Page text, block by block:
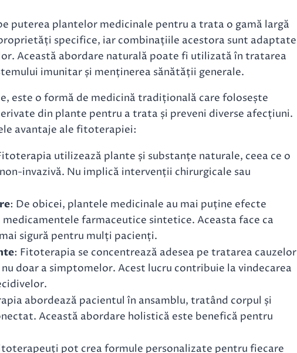
puterea plantelor medicinale pentru a trata o gamă largă
specifice, iar combinațiile acestora sunt adaptate
Această abordare naturală poate fi utilizată în tratarea
imunitar și menținerea sănătății generale.
este o formă de medicină tradițională care folosește
din plante pentru a trata și preveni diverse afecțiuni.
avantaje ale fitoterapiei:
utilizează plante și substanțe naturale, ceea ce o
invazivă. Nu implică intervenții chirurgicale sau
: De obicei, plantele medicinale au mai puține efecte
farmaceutice sintetice. Aceasta face ca
sigură pentru mulți pacienți.
: Fitoterapia se concentrează adesea pe tratarea cauzelor
doar a simptomelor. Acest lucru contribuie la vindecarea
abordează pacientul în ansamblu, tratând corpul și
Această abordare holistică este benefică pentru
pot crea formule personalizate pentru fiecare